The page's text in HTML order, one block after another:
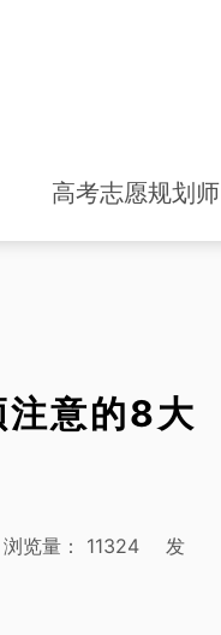
高考志愿规划师
意的8大
浏览量： 11324 发